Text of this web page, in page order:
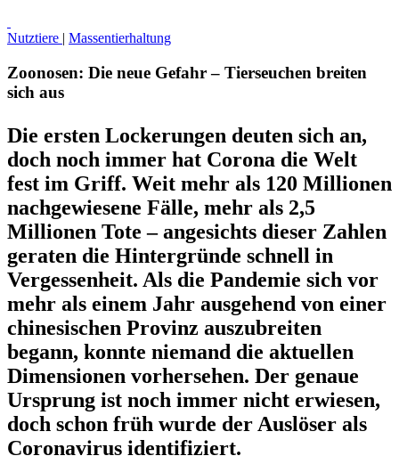
Nutztiere | Massentierhaltung
Zoonosen: Die neue Gefahr – Tierseuchen breiten
sich aus
Die ersten Lockerungen deuten sich an,
doch noch immer hat Corona die Welt
fest im Griff. Weit mehr als 120 Millionen
nachgewiesene Fälle, mehr als 2,5
Millionen Tote – angesichts dieser Zahlen
geraten die Hintergründe schnell in
Vergessenheit. Als die Pandemie sich vor
mehr als einem Jahr ausgehend von einer
chinesischen Provinz auszubreiten
begann, konnte niemand die aktuellen
Dimensionen vorhersehen. Der genaue
Ursprung ist noch immer nicht erwiesen,
doch schon früh wurde der Auslöser als
Coronavirus identifiziert.